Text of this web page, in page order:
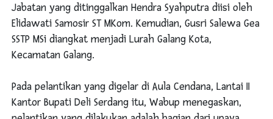
Jabatan yang ditinggalkan Hendra Syahputra diisi oleh
Elidawati Samosir ST MKom. Kemudian, Gusri Salewa Gea
SSTP MSi diangkat menjadi Lurah Galang Kota,
Kecamatan Galang.
Pada pelantikan yang digelar di Aula Cendana, Lantai II
Kantor Bupati Deli Serdang itu, Wabup menegaskan,